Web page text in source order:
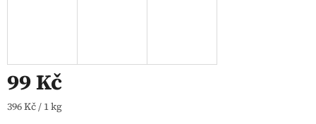
99 Kč
Měrná cena:
396 Kč / 1 kg